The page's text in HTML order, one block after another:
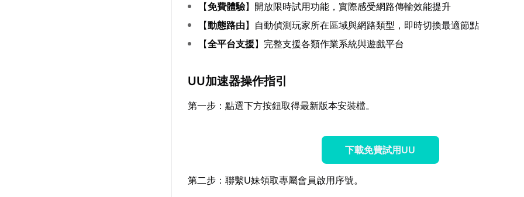
【免費體驗】開放限時試用功能，實際感受網路傳輸效能提升
【動態路由】自動偵測玩家所在區域與網路類型，即時切換最適節點
【全平台支援】完整支援各類作業系統與遊戲平台
UU加速器操作指引
第一步：點選下方按鈕取得最新版本安裝檔。
下載免費試用UU
第二步：聯繫U妹領取專屬會員啟用序號。